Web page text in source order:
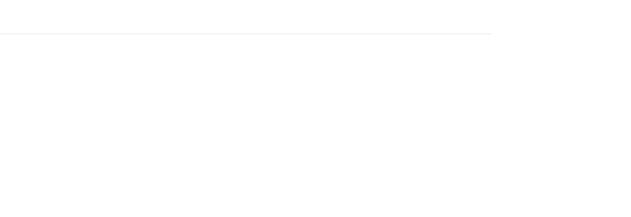
et d’avoir un réel impact sur notre
idées intéressantes de contenu ou mission !
juste à côté et une partie du stage en distanciel